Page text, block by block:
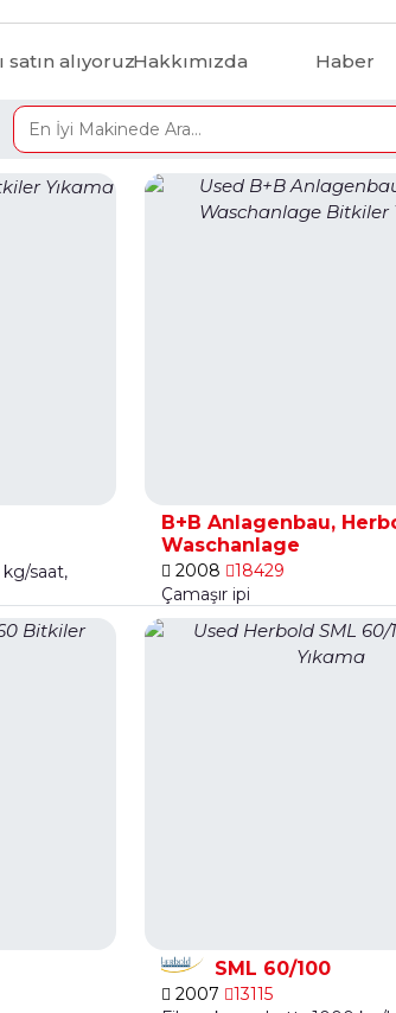
satın alıyoruzHakkımızda Haber
kg/saat,
B+B Anlagenbau,
Waschanlage
2008
18429
Çamaşır ipi
SML 60/100
2007
13115